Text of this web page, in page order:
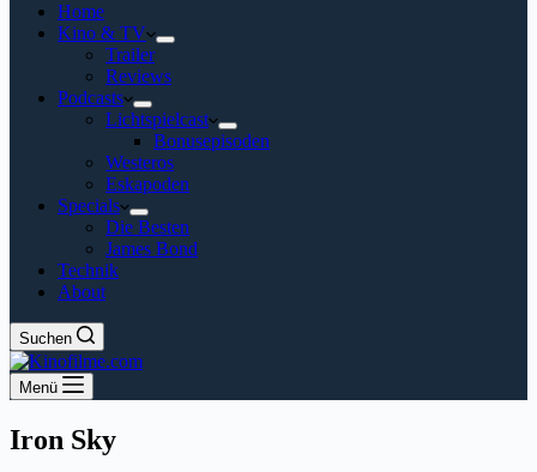
Home
Kino & TV
Trailer
Reviews
Podcasts
Lichtspielcast
Bonusepisoden
Westeros
Eskapoden
Specials
Die Besten
James Bond
Technik
About
Suchen
Menü
Iron Sky